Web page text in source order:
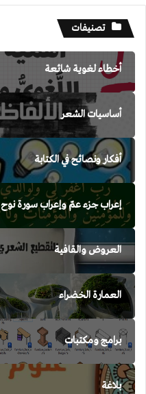
تصنيفات
أخطاء لغوية شائعة
أساسيات الشعر
أفكار ونصائح في الكتابة
إعراب جزء عمّ وإعراب سورة نوح
العروض والقافية
العمارة الخضراء
برامج ومكتبات
بلاغة